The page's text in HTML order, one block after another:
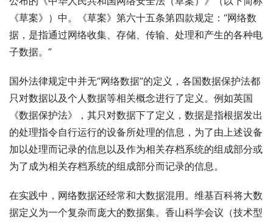
《草案》）中。《草案》第六十五条第四款规定：“网络数
据，是指通过网络收集、存储、传输、处理和产生的各种电
子数据。”
国外法律规定中并无“网络数据”的定义，各国数据保护法都
只对数据以及个人数据等相关概念进行了定义。例如英国
《数据保护法》，其只对数据下了定义，数据是指根据发出
的处理指令自行运行的设备所处理的信息，为了由上述设备
加以处理而记录的信息以及作为相关存档系统的组成部分或
为了成为相关存档系统的组成部分而记录的信息。
在实践中，网络数据还经常和大数据混用。维基百科将大数
据定义为一个复杂而庞大的数据集。香山科学会议（技术型